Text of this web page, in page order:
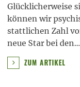
Glücklicherweise
können wir
stattlichen Zahl
neue Star bei den...
ZUM ARTIKEL